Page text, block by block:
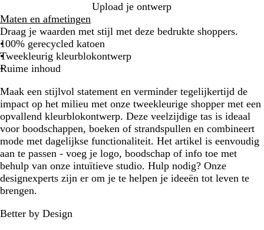
a
t
u
r
e
/
m
a
r
i
n
e
b
l
u
a
t
u
r
e
/
b
o
r
d
e
a
u
x
o
a
t
u
r
e
/
g
r
i
s
Upload je ontwerp
Maten en afmetingen
Draag je waarden met stijl met deze bedrukte shoppers.
100% gerecycled katoen
Tweekleurig kleurblokontwerp
Ruime inhoud
Maak een stijlvol statement en verminder tegelijkertijd de
impact op het milieu met onze tweekleurige shopper met een
opvallend kleurblokontwerp. Deze veelzijdige tas is ideaal
voor boodschappen, boeken of strandspullen en combineert
mode met dagelijkse functionaliteit. Het artikel is eenvoudig
aan te passen - voeg je logo, boodschap of info toe met
behulp van onze intuïtieve studio. Hulp nodig? Onze
designexperts zijn er om je te helpen je ideeën tot leven te
brengen.
Better by Design